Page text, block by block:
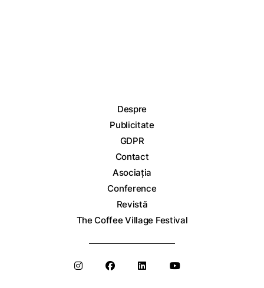
Despre
Publicitate
GDPR
Contact
Asociația
Conference
Revistă
The Coffee Village Festival